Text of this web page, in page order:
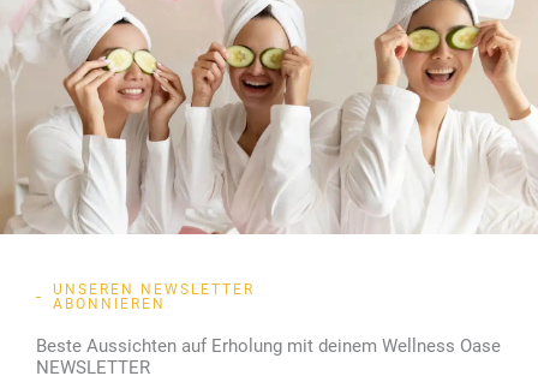
UNSEREN NEWSLETTER
ABONNIEREN
Beste Aussichten auf Erholung mit deinem Wellness Oase
NEWSLETTER